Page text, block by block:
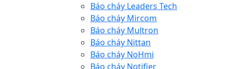
Báo cháy Leaders Tech
Báo cháy Mircom
Báo cháy Multron
Báo cháy Nittan
Báo cháy NoHmi
Báo cháy Notifier